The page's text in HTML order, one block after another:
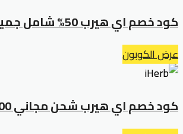
كود خصم اي هيرب 50% شامل جميع المنتجات الصحية لفترة محدودة
عرض الكوبون
كود خصم اي هيرب شحن مجاني 100% للعملاء كافة لفترة محدودة